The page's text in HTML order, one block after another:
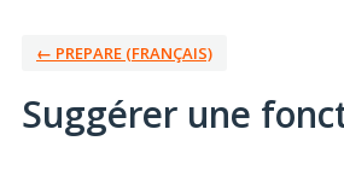
← PREPARE (FRANÇAIS)
Suggérer une